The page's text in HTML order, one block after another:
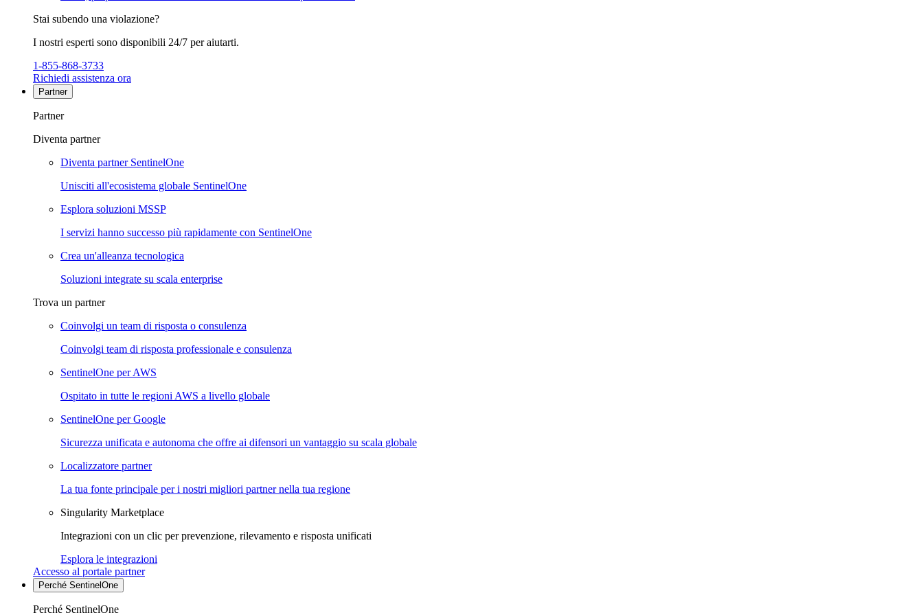
Stai subendo una violazione?
I nostri esperti sono disponibili 24/7 per aiutarti.
1-855-868-3733
Richiedi assistenza ora
Partner
Partner
Diventa partner
Diventa partner SentinelOne
Unisciti all'ecosistema globale SentinelOne
Esplora soluzioni MSSP
I servizi hanno successo più rapidamente con SentinelOne
Crea un'alleanza tecnologica
Soluzioni integrate su scala enterprise
Trova un partner
Coinvolgi un team di risposta o consulenza
Coinvolgi team di risposta professionale e consulenza
SentinelOne per AWS
Ospitato in tutte le regioni AWS a livello globale
SentinelOne per Google
Sicurezza unificata e autonoma che offre ai difensori un vantaggio su scala globale
Localizzatore partner
La tua fonte principale per i nostri migliori partner nella tua regione
Singularity Marketplace
Integrazioni con un clic per prevenzione, rilevamento e risposta unificati
Esplora le integrazioni
Accesso al portale partner
Perché SentinelOne
Perché SentinelOne